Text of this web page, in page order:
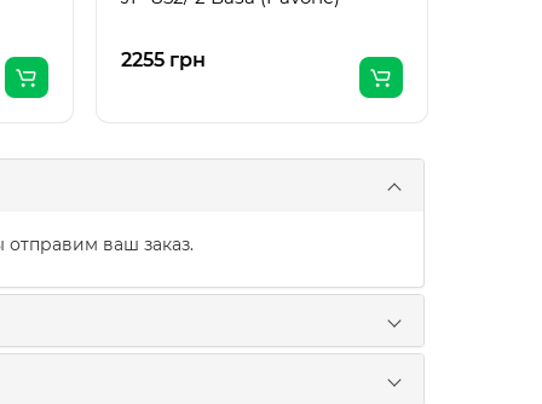
2255 грн
ваш заказ.